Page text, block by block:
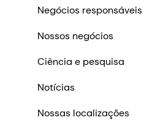
Negócios responsáveis
Nossos negócios
Ciência e pesquisa
Notícias
Nossas localizações